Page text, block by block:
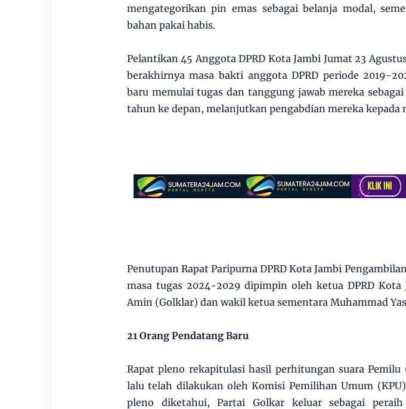
mengategorikan pin emas sebagai belanja modal,
bahan pakai habis.
Pelantikan 45 Anggota DPRD Kota Jambi Jumat 23
berakhirnya masa bakti anggota DPRD periode 2019-
baru memulai tugas dan tanggung jawab mereka
tahun ke depan, melanjutkan pengabdian mereka kepada
Penutupan Rapat Paripurna DPRD Kota Jambi
masa tugas 2024-2029 dipimpin oleh ketua DPRD
Amin (Golklar) dan wakil ketua sementara Muhammad
21 Orang Pendatang Baru
Rapat pleno rekapitulasi hasil perhitungan suara Pemilu
lalu telah dilakukan oleh Komisi Pemilihan Umum
pleno diketahui, Partai Golkar keluar sebagai